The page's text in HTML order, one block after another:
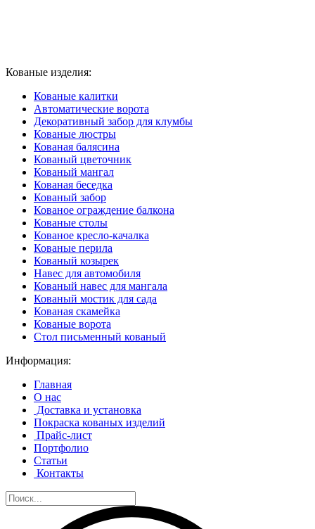
Кованые изделия:
Кованые калитки
Автоматические ворота
Декоративный забор для клумбы
Кованые люстры
Кованая балясина
Кованый цветочник
Кованый мангал
Кованая беседка
Кованый забор
Кованое ограждение балкона
Кованые столы
Кованое кресло-качалка
Кованые перила
Кованый козырек
Навес для автомобиля
Кованый навес для мангала
Кованый мостик для сада
Кованая скамейка
Кованые ворота
Стол письменный кованый
Информация:
Главная
О нас
Доставка и установка
Покраска кованых изделий
Прайс-лист
Портфолио
Статьи
Контакты